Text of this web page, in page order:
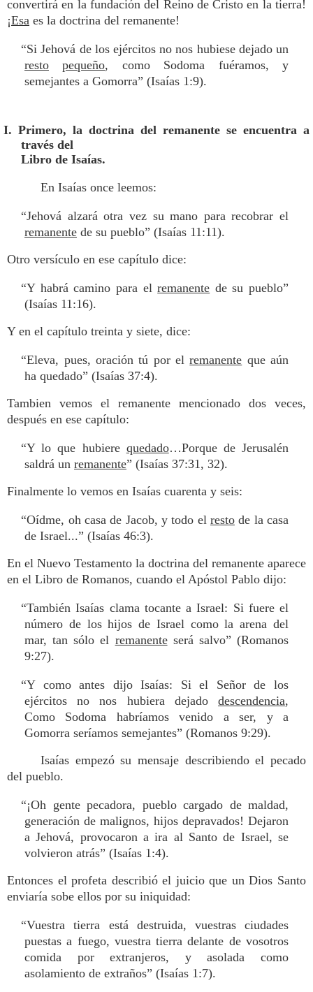
convertirá en la fundación del Reino de Cristo en la tierra!
¡Esa es la doctrina del remanente!
“Si Jehová de los ejércitos no nos hubiese dejado un
resto
pequeño, como Sodoma fuéramos, y
semejantes a Gomorra” (Isaías 1:9).
I. Primero, la doctrina del remanente se encuentra a
través del
Libro de Isaías.
En Isaías once leemos:
“Jehová alzará otra vez su mano para recobrar el
remanente de su pueblo” (Isaías 11:11).
Otro versículo en ese capítulo dice:
“Y habrá camino para elremanente de su pueblo”
(Isaías 11:16).
Y en el capítulo treinta y siete, dice:
“Eleva, pues, oración tú por elremanente que aún
ha quedado” (Isaías 37:4).
Tambien vemos el remanente mencionado dos veces,
después en ese capítulo:
“Y lo que hubiere quedado…Porque de Jerusalén
saldrá un remanente” (Isaías 37:31, 32).
Finalmente lo vemos en Isaías cuarenta y seis:
“Oídme, oh casa de Jacob, y todo el restode la casa
de Israel...” (Isaías 46:3).
En el Nuevo Testamento la doctrina del remanente aparece
en el Libro de Romanos, cuando el Apóstol Pablo dijo:
“También Isaías clama tocante a Israel: Si fuere el
número de los hijos de Israel como la arena del
mar, tan sólo el remanenteserá salvo” (Romanos
9:27).
“Y como antes dijo Isaías: Si el Señor de los
ejércitos no nos hubiera dejado descendencia,
Como Sodoma habríamos venido a ser, y a
Gomorra seríamos semejantes” (Romanos 9:29).
Isaías empezó su mensaje describiendo el pecado
del pueblo.
“¡Oh gente pecadora, pueblo cargado de maldad,
generación de malignos, hijos depravados! Dejaron
a Jehová, provocaron a ira al Santo de Israel, se
volvieron atrás” (Isaías 1:4).
Entonces el profeta describió el juicio que un Dios Santo
enviaría sobe ellos por su iniquidad:
“Vuestra tierra está destruida, vuestras ciudades
puestas a fuego, vuestra tierra delante de vosotros
comida por extranjeros, y asolada como
asolamiento de extraños” (Isaías 1:7).